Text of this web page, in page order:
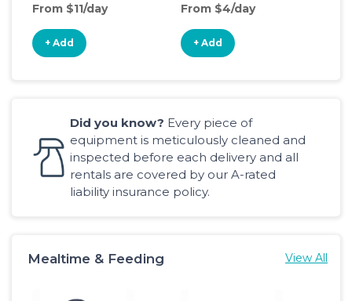
From $11/day
+ Add
From $4/day
+ Add
Did you know? Every piece of
equipment is meticulously cleaned and
inspected before each delivery and all
rentals are covered by our A-rated
liability insurance policy.
Mealtime & Feeding View All